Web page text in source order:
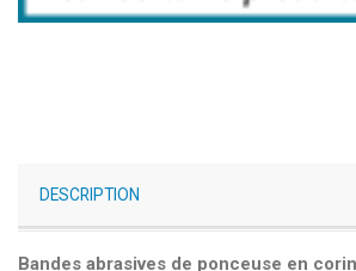
DESCRIPTION
Bandes abrasives de ponceuse en